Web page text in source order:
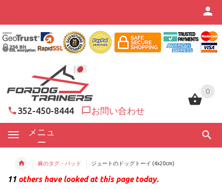
0
352-450-8444 お問い合わせ
メニュ
ー
0
麻のタグ・パッド ジュートのドッグトーイ (4x20cm)
11 others have looked at this page today.